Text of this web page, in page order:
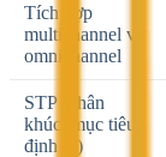
Tích hợp
multichannel vs
omnichannel
STP (phân
khúc, mục tiêu,
định vị)